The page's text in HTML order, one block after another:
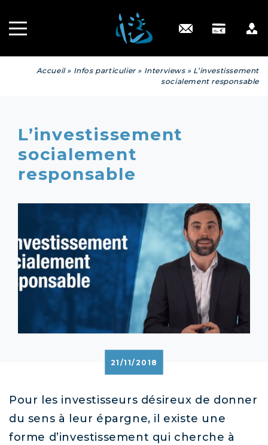
Engagé RSE
Contact
Accueil» Infos particulier» Interviews» L’investissement
socialement responsable
L’investissement
socialement
responsable
21/11/2018
Pour les investisseurs désireux de donner
du sens à leur épargne, il existe une
forme d’investissement qui cherche à